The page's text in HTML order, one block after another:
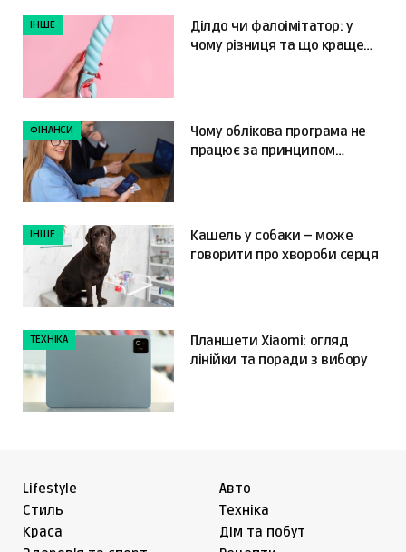
ІНШЕ
Ділдо чи фалоімітатор: у
чому різниця та що краще
ФІНАНСИ
Чому облікова програма не
працює за принципом
ІНШЕ
Кашель у собаки – може
говорити про хвороби серця
ТЕХНІКА
Планшети Xiaomi: огляд
лінійки та поради з вибору
Lifestyle
Cтиль
Краса
Авто
Техніка
Дім та побут